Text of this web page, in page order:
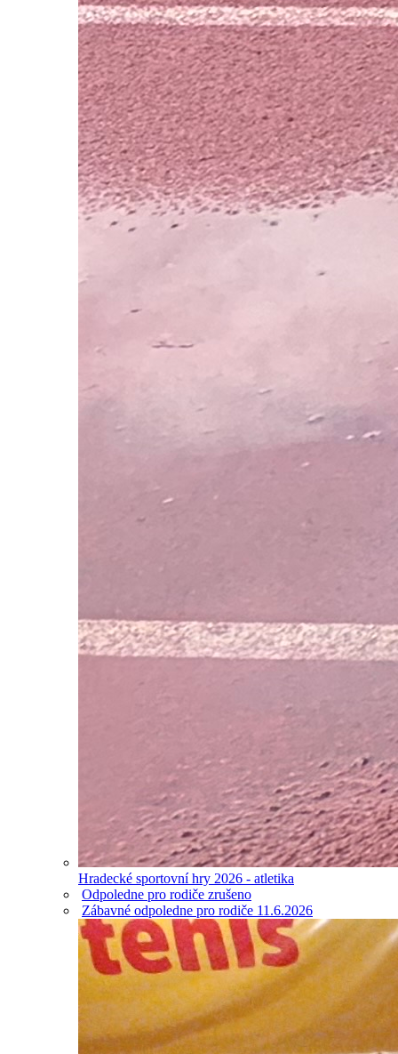
Hradecké sportovní hry 2026 - atletika
Odpoledne pro rodiče zrušeno
Zábavné odpoledne pro rodiče 11.6.2026